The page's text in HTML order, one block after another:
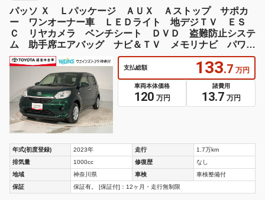
パッソ Ｘ Ｌパッケージ ＡＵＸ Ａストップ サポカ
ー ワンオーナー車 ＬＥＤライト 地デジＴＶ ＥＳ
Ｃ リヤカメラ ベンチシート ＤＶＤ 盗難防止システ
ム 助手席エアバッグ ナビ＆ＴＶ メモリナビ パワー
ウインドウ ＡＢＳ
支払総額 133.7 万円
車両本体価格
120 万円
諸費用
13.7 万円
年式(初度登録) 2023年 走行
1.7万km
排気量
1000cc 修復歴
なし
地域
神奈川県 車検
車検整備付
保証
保証有。 [保証付]：12ヶ月・走行無制限